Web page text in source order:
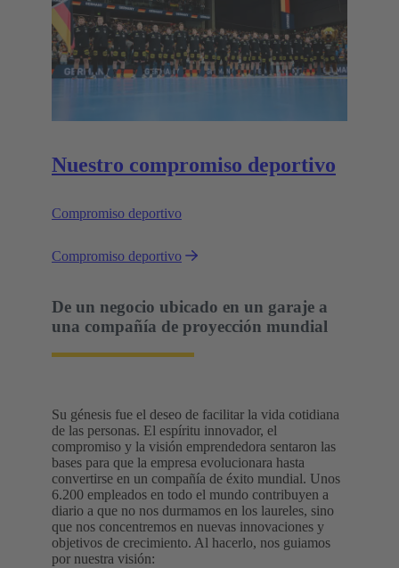
Nuestro compromiso deportivo
Compromiso deportivo
Compromiso deportivo
De un negocio ubicado en un garaje a
una compañía de proyección mundial
Su génesis fue el deseo de facilitar la vida cotidiana
de las personas. El espíritu innovador, el
compromiso y la visión emprendedora sentaron las
bases para que la empresa evolucionara hasta
convertirse en un compañía de éxito mundial. Unos
6.200 empleados en todo el mundo contribuyen a
diario a que no nos durmamos en los laureles, sino
que nos concentremos en nuevas innovaciones y
objetivos de crecimiento. Al hacerlo, nos guiamos
por nuestra visión: